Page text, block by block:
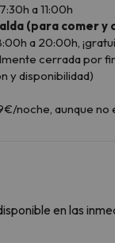
a 11:00h
(para comer y
a 20:00h,
cerrada por
y disponibilidad)
noche, aunque no
en las